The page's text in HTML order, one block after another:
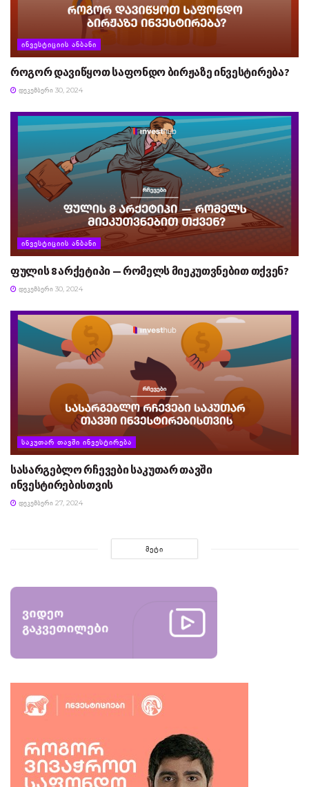
ᲘᲜᲕᲔᲡᲢᲘᲪᲘᲘᲡ ᲐᲜᲑᲐᲜᲘ
როგორ დავიწყოთ საფონდო ბირჟაზე ინვესტირება?
ᲓᲔᲙᲔᲛᲑᲔᲠᲘ 30, 2024
ᲘᲜᲕᲔᲡᲢᲘᲪᲘᲘᲡ ᲐᲜᲑᲐᲜᲘ
ფულის 8 არქეტიპი — რომელს მიეკუთვნებით თქვენ?
ᲓᲔᲙᲔᲛᲑᲔᲠᲘ 30, 2024
ᲡᲐᲙᲣᲗᲐᲠ ᲗᲐᲕᲨᲘ ᲘᲜᲕᲔᲡᲢᲘᲠᲔᲑᲐ
სასარგებლო რჩევები საკუთარ თავში
ინვესტირებისთვის
ᲓᲔᲙᲔᲛᲑᲔᲠᲘ 27, 2024
ᲛᲔᲢᲘ